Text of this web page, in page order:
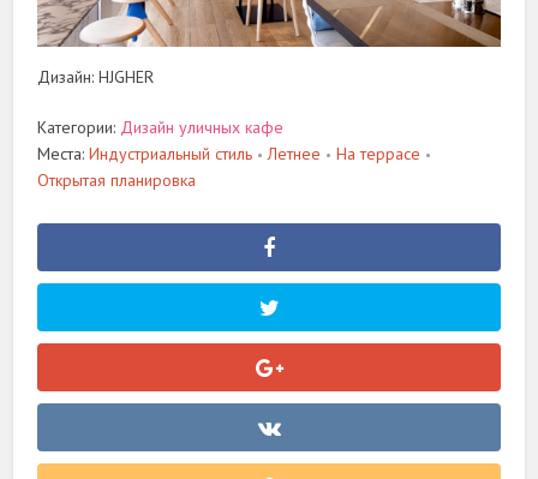
Дизайн: HJGHER
Категории: Дизайн уличных кафе
Места:Индустриальный стиль • Летнее • На террасе •
Открытая планировка